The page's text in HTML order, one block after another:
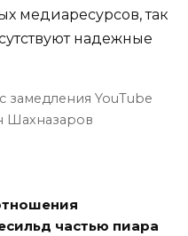
медиаресурсов, так
надежные
замедления YouTube
Шахназаров
частью пиара